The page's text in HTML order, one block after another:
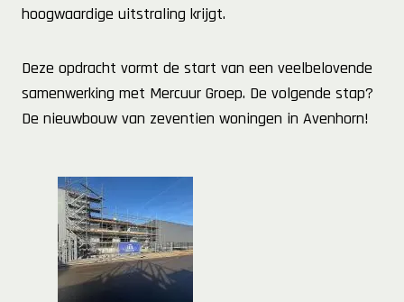
hoogwaardige uitstraling krijgt.
Deze opdracht vormt de start van een veelbelovende
samenwerking met Mercuur Groep. De volgende stap?
De nieuwbouw van zeventien woningen in Avenhorn!